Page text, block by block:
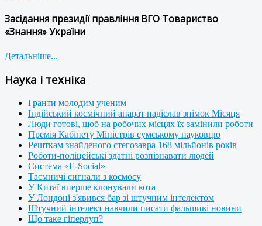
Засідання президії правління ВГО Товариство
«Знання» України
Детальніше...
Наука і техніка
Гранти молодим ученим
Індійський космічний апарат надіслав знімок Місяця
Люди готові, щоб на робочих місцях їх замінили роботи
Премія Кабінету Міністрів сумському науковцю
Решткам знайденого стегозавра 168 мільйонів років
Роботи-поліцейські здатні розпізнавати людей
Система «E-Social»
Таємничі сигнали з космосу
У Китаї вперше клонували кота
У Лондоні з'явився бар зі штучним інтелектом
Штучний інтелект навчили писати фальшиві новини
Що таке гіперлуп?